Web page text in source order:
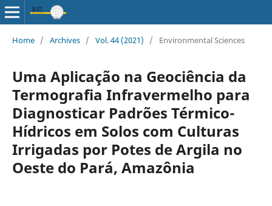
Home / Archives / Vol. 44 (2021) / Environmental Sciences
Uma Aplicação na Geociência da
Termografia Infravermelho para
Diagnosticar Padrões Térmico-
Hídricos em Solos com Culturas
Irrigadas por Potes de Argila no
Oeste do Pará, Amazônia